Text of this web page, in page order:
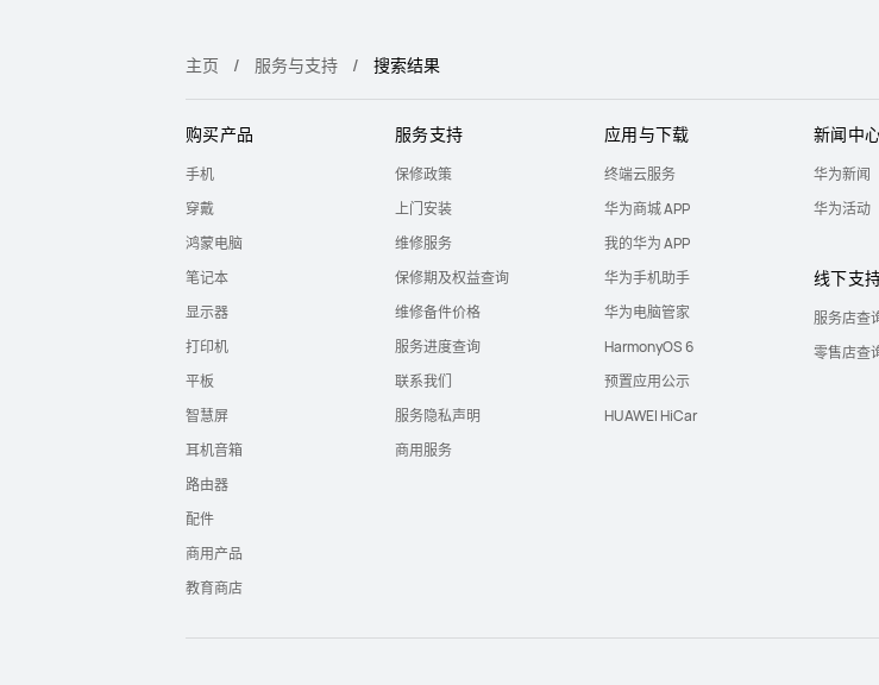
主页 服务与支持 搜索结果
购买产品
手机
穿戴
鸿蒙电脑
笔记本
显示器
打印机
平板
智慧屏
耳机音箱
路由器
配件
商用产品
教育商店
服务支持
保修政策
上门安装
维修服务
保修期及权益查询
维修备件价格
服务进度查询
联系我们
服务隐私声明
商用服务
应用与下载
终端云服务
华为商城 APP
我的华为 APP
华为手机助手
华为电脑管家
HarmonyOS 6
预置应用公示
HUAWEI HiCar
新闻中
华为新闻
华为活动
线下支
服务店查
零售店查